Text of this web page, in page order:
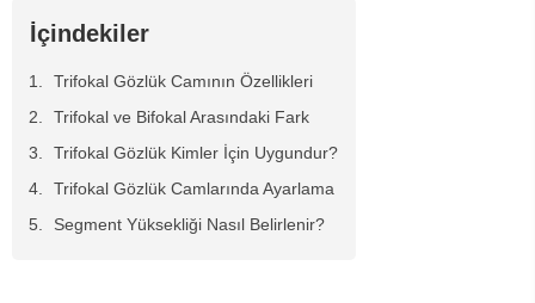
İçindekiler
Trifokal Gözlük Camının Özellikleri
Trifokal ve Bifokal Arasındaki Fark
Trifokal Gözlük Kimler İçin Uygundur?
Trifokal Gözlük Camlarında Ayarlama
Segment Yüksekliği Nasıl Belirlenir?